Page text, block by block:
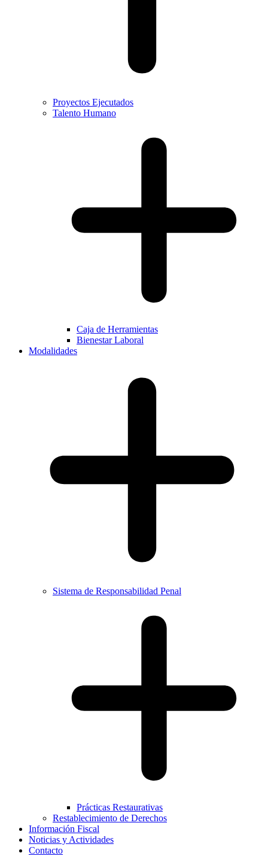
Proyectos Ejecutados
Talento Humano
Caja de Herramientas
Bienestar Laboral
Modalidades
Sistema de Responsabilidad Penal
Prácticas Restaurativas
Restablecimiento de Derechos
Información Fiscal
Noticias y Actividades
Contacto